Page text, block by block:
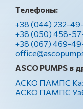
Телефоны:
+38 (044) 232-
+38 (050) 458-
+38 (067) 469-
ASCO PUMPS в
АСКО ПАМПС
АСКО ПАМПС